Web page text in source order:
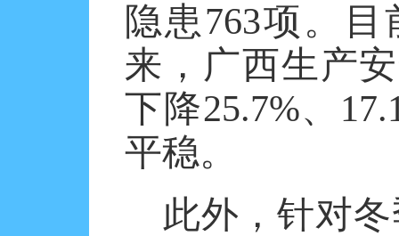
隐患763项。
来，广西生产
下降25.7%、
平稳。
此外，针对